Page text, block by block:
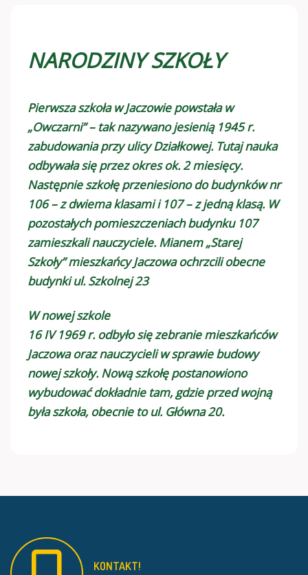
NARODZINY SZKOŁY
Pierwsza szkoła w Jaczowie powstała w
„Owczarni” – tak nazywano jesienią 1945 r.
zabudowania przy ulicy Działkowej. Tutaj nauka
odbywała się przez okres ok. 2 miesięcy.
Następnie szkołę przeniesiono do budynków nr
106 – z dwiema klasami i 107 – z jedną klasą. W
pozostałych pomieszczeniach budynku 107
zamieszkali nauczyciele. Mianem „Starej
Szkoły” mieszkańcy Jaczowa ochrzcili obecne
budynki ul. Szkolnej 23
W nowej szkole
16 IV 1969 r. odbyło się zebranie mieszkańców
Jaczowa oraz nauczycieli w sprawie budowy
nowej szkoły. Nową szkołę postanowiono
wybudować dokładnie tam, gdzie przed wojną
była szkoła, obecnie to ul. Główna 20.
KONTAKT!